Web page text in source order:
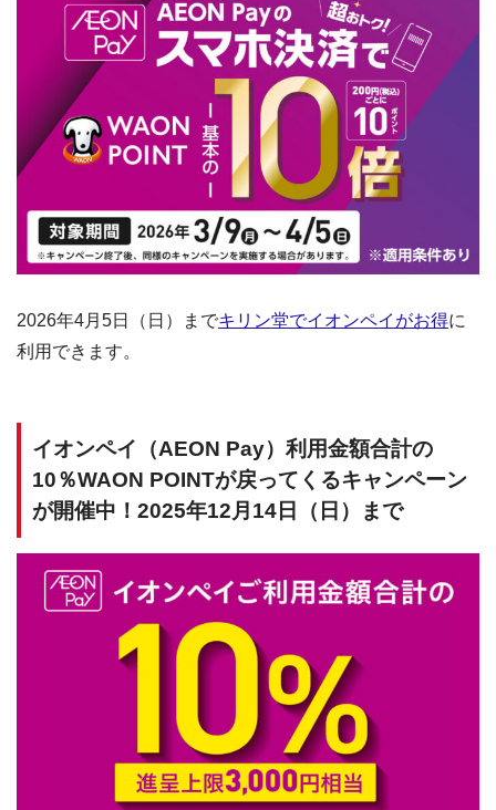
2026年4月5日（日）までキリン堂でイオンペイがお得に
利用できます。
イオンペイ（AEON Pay）利用金額合計の
10％WAON POINTが戻ってくるキャンペーン
が開催中！2025年12月14日（日）まで